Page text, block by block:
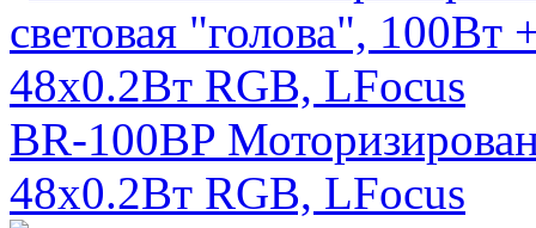
BR-100BP
48х0.2Вт RGB, LFocus